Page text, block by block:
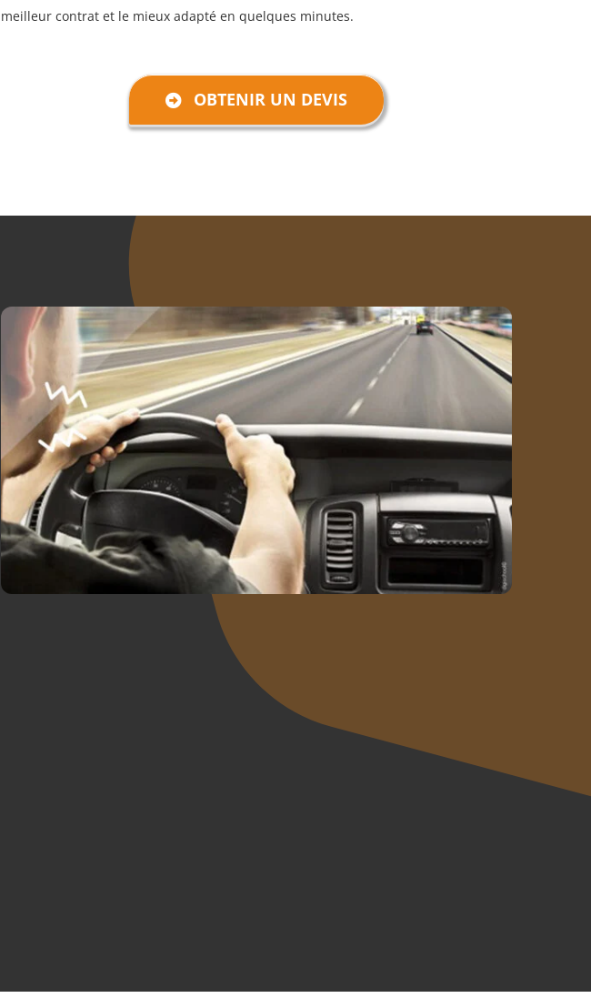
meilleur contrat et le mieux adapté en quelques minutes.
OBTENIR UN DEVIS